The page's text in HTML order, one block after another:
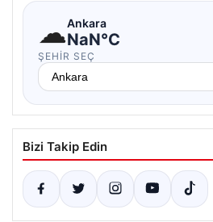
☁Ankara
NaN°C
ŞEHIR SEÇ
Bizi Takip Edin